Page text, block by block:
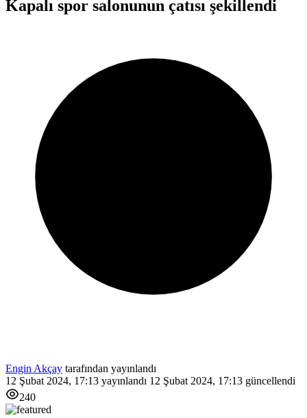
Kapalı spor salonunun çatısı şekillendi
Engin Akçay tarafından yayınlandı
12 Şubat 2024, 17:13 yayınlandı 12 Şubat 2024, 17:13 güncellendi
240